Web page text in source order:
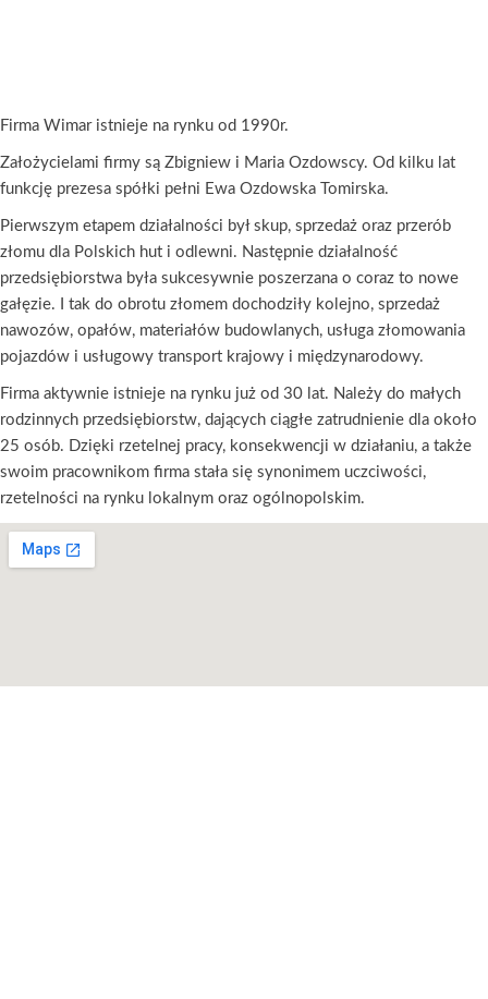
Firma Wimar istnieje na rynku od 1990r.
Założycielami firmy są Zbigniew i Maria Ozdowscy. Od kilku lat
funkcję prezesa spółki pełni Ewa Ozdowska Tomirska.
Pierwszym etapem działalności był skup, sprzedaż oraz przerób
złomu dla Polskich hut i odlewni. Następnie działalność
przedsiębiorstwa była sukcesywnie poszerzana o coraz to nowe
gałęzie. I tak do obrotu złomem dochodziły kolejno, sprzedaż
nawozów, opałów, materiałów budowlanych, usługa złomowania
pojazdów i usługowy transport krajowy i międzynarodowy.
Firma aktywnie istnieje na rynku już od 30 lat. Należy do małych
rodzinnych przedsiębiorstw, dających ciągłe zatrudnienie dla około
25 osób. Dzięki rzetelnej pracy, konsekwencji w działaniu, a także
swoim pracownikom firma stała się synonimem uczciwości,
rzetelności na rynku lokalnym oraz ogólnopolskim.